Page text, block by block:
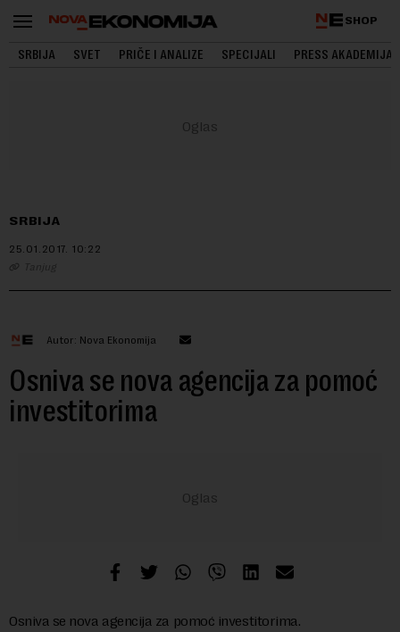
SHOP
SRBIJA SVET PRIČE I ANALIZE SPECIJALI PRESS AKADEMIJA
SRBIJA
25.01.2017. 10:22
Tanjug
Autor: Nova Ekonomija
Osniva se nova agencija za pomoć
investitorima
Osniva se nova agencija za pomoć investitorima.